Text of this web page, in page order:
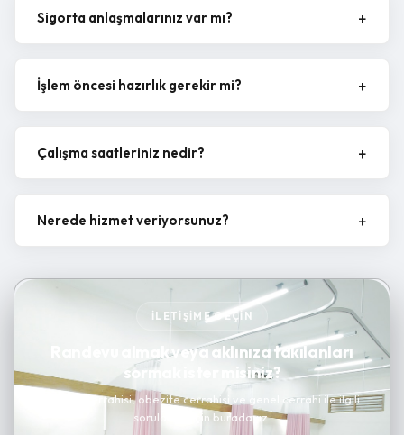
Sigorta anlaşmalarınız var mı?
İşlem öncesi hazırlık gerekir mi?
Çalışma saatleriniz nedir?
Nerede hizmet veriyorsunuz?
İLETIŞIME GEÇIN
Randevu almak veya aklınıza takılanları
sormak ister misiniz?
Kanser cerrahisi, obezite cerrahisi ve genel cerrahi ile ilgili
sorularınız için buradayız.